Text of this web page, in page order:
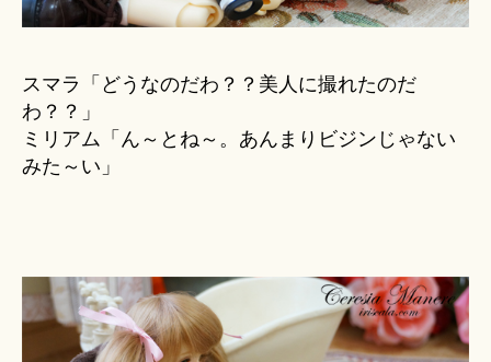
スマラ「どうなのだわ？？美人に撮れたのだ
わ？？」
ミリアム「ん～とね～。あんまりビジンじゃない
みた～い」